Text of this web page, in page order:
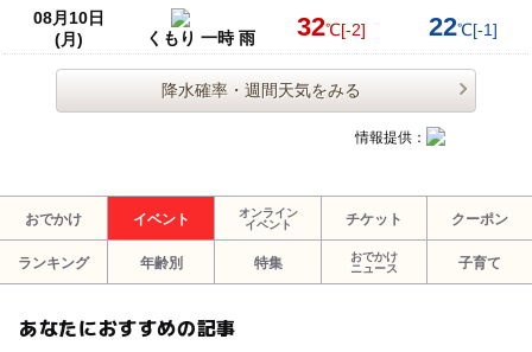
08月10日
(月)
くもり 一時 雨 32℃[-2] 22℃[-1]
降水確率・週間天気をみる
情報提供：
おでかけ イベント
オンライン
イベント
チケット クーポン
ランキング 年齢別 特集
おでかけ
ニュース
子育て
あなたにおすすめの記事